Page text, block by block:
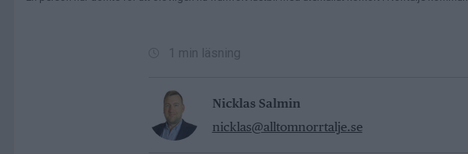
1 min läsning
Nicklas Salmin
nicklas@alltomnorrtalje.se